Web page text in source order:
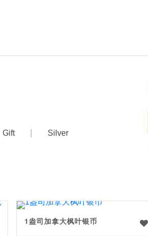
Gift Silver
1盎司加拿大枫叶银币